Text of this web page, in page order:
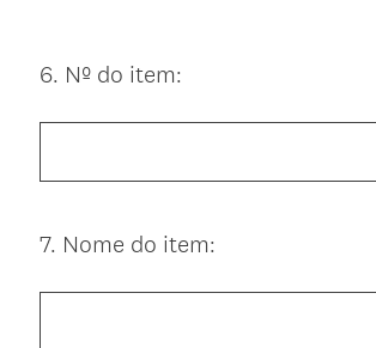
Question
6. Nº do item:
Question
7. Nome do item: